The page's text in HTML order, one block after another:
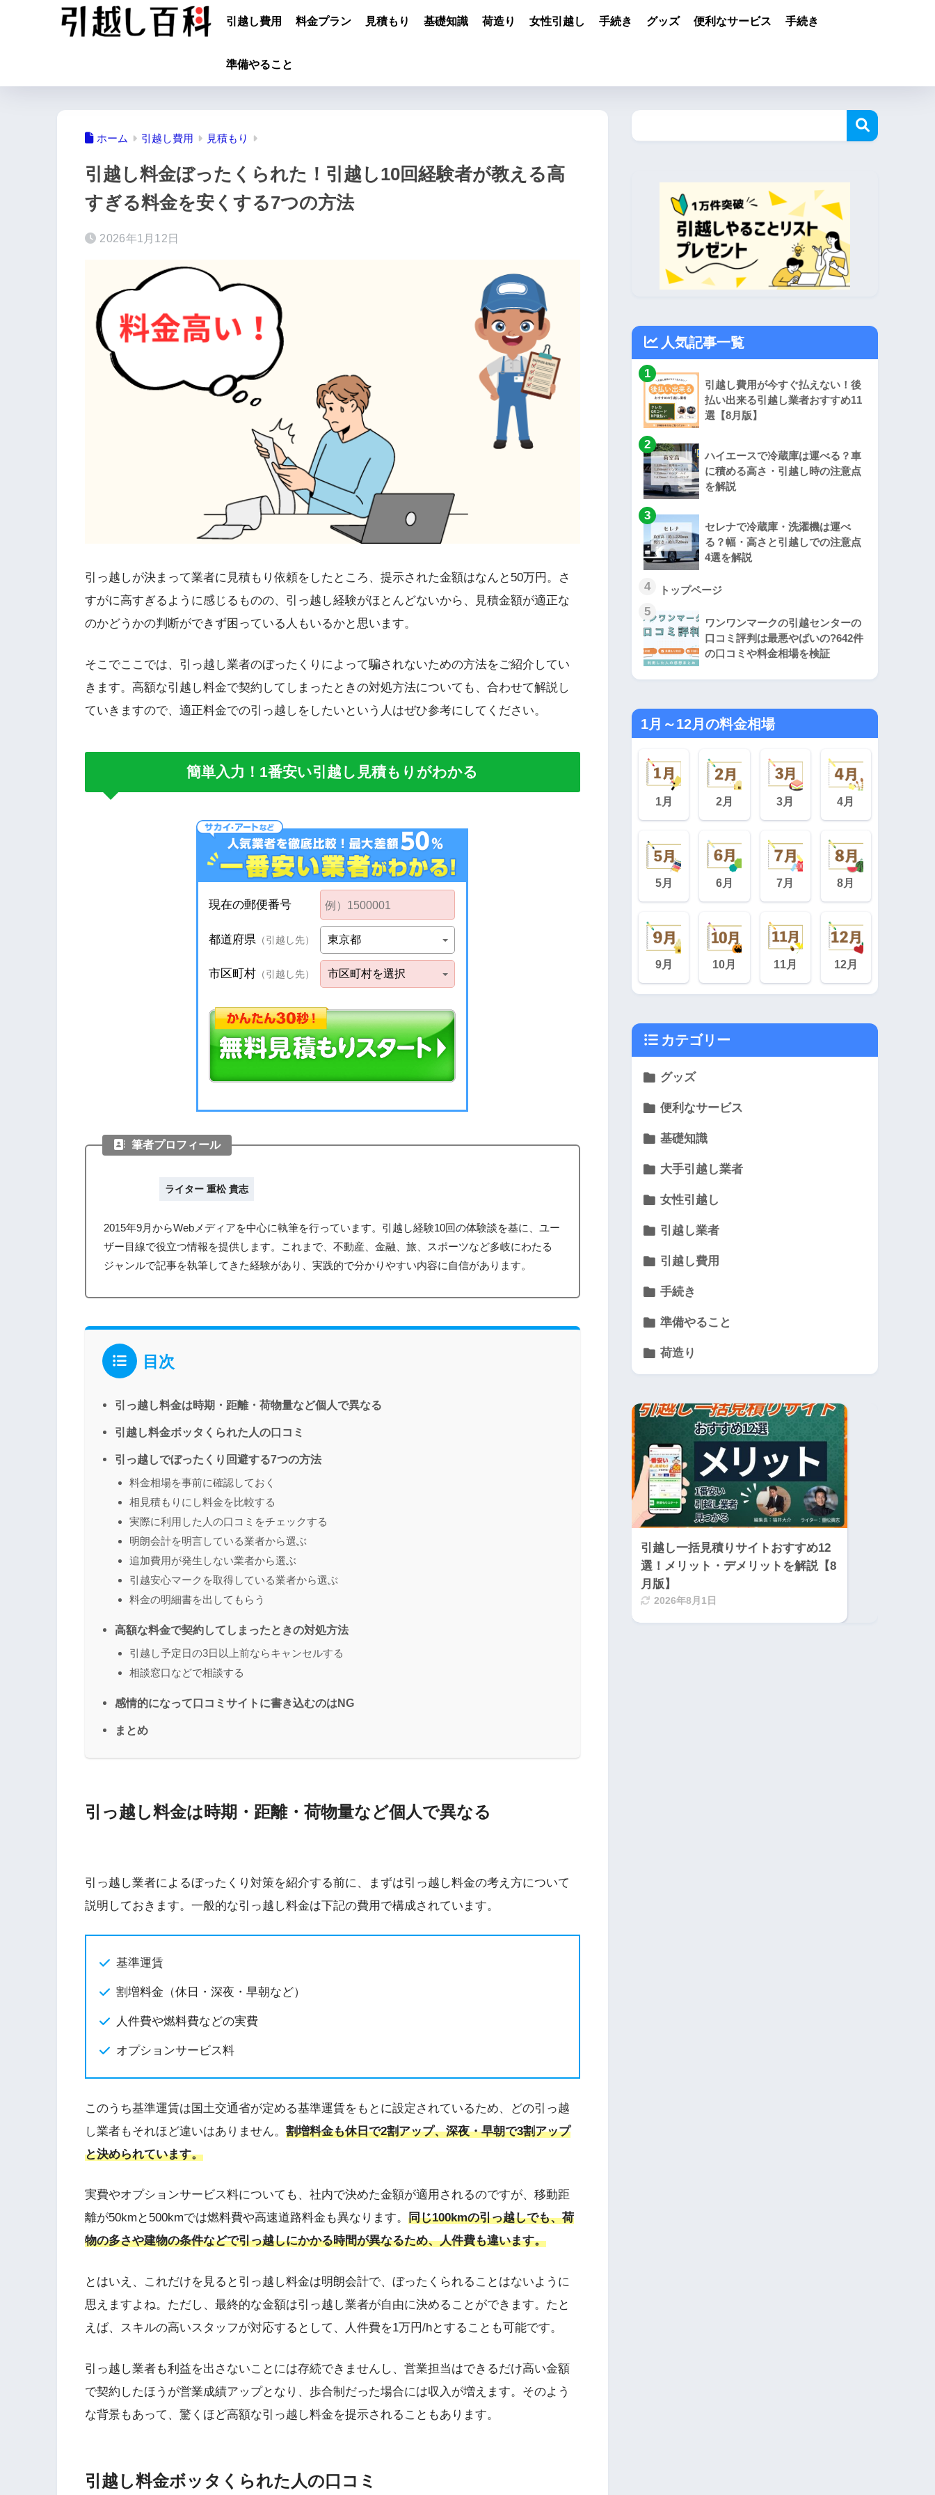
引越し費用 料金プラン 見積もり 基礎知識 荷造り 女性引越し 手続き グッズ 便利なサービス 手続き
準備やること
ホーム 引越し費用 見積もり
引越し料金ぼったくられた！引越し10回経験者が教える高
すぎる料金を安くする7つの方法
2026年1月12日
引っ越しが決まって業者に見積もり依頼をしたところ、提示された金額はなんと50万円。さ
すがに高すぎるように感じるものの、引っ越し経験がほとんどないから、見積金額が適正な
のかどうかの判断ができず困っている人もいるかと思います。
そこでここでは、引っ越し業者のぼったくりによって騙されないための方法をご紹介してい
きます。高額な引越し料金で契約してしまったときの対処方法についても、合わせて解説し
ていきますので、適正料金での引っ越しをしたいという人はぜひ参考にしてください。
簡単入力！1番安い引越し見積もりがわかる
筆者プロフィール
ライター 重松 貴志
2015年9月からWebメディアを中心に執筆を行っています。引越し経験10回の体験談を基に、ユー
ザー目線で役立つ情報を提供します。これまで、不動産、金融、旅、スポーツなど多岐にわたる
ジャンルで記事を執筆してきた経験があり、実践的で分かりやすい内容に自信があります。
目次
引っ越し料金は時期・距離・荷物量など個人で異なる
引越し料金ボッタくられた人の口コミ
引っ越しでぼったくり回避する7つの方法
料金相場を事前に確認しておく
相見積もりにし料金を比較する
実際に利用した人の口コミをチェックする
明朗会計を明言している業者から選ぶ
追加費用が発生しない業者から選ぶ
引越安心マークを取得している業者から選ぶ
料金の明細書を出してもらう
高額な料金で契約してしまったときの対処方法
引越し予定日の3日以上前ならキャンセルする
相談窓口などで相談する
感情的になって口コミサイトに書き込むのはNG
まとめ
引っ越し料金は時期・距離・荷物量など個人で異なる
引っ越し業者によるぼったくり対策を紹介する前に、まずは引っ越し料金の考え方について
説明しておきます。一般的な引っ越し料金は下記の費用で構成されています。
基準運賃
割増料金（休日・深夜・早朝など）
人件費や燃料費などの実費
オプションサービス料
このうち基準運賃は国土交通省が定める基準運賃をもとに設定されているため、どの引っ越
し業者もそれほど違いはありません。 割増料金も休日で2割アップ、深夜・早朝で3割アップ
と決められています。
実費やオプションサービス料についても、社内で決めた金額が適用されるのですが、移動距
離が50kmと500kmでは燃料費や高速道路料金も異なります。 同じ100kmの引っ越しでも、荷
物の多さや建物の条件などで引っ越しにかかる時間が異なるため、人件費も違います。
とはいえ、これだけを見ると引っ越し料金は明朗会計で、ぼったくられることはないように
思えますよね。ただし、最終的な金額は引っ越し業者が自由に決めることができます。たと
えば、スキルの高いスタッフが対応するとして、人件費を1万円/hとすることも可能です。
引っ越し業者も利益を出さないことには存続できませんし、営業担当はできるだけ高い金額
で契約したほうが営業成績アップとなり、歩合制だった場合には収入が増えます。そのよう
な背景もあって、驚くほど高額な引っ越し料金を提示されることもあります。
引越し料金ボッタくられた人の口コミ
人気記事一覧
1
引越し費用が今すぐ払えない！後
払い出来る引越し業者おすすめ11
選【8月版】
2
ハイエースで冷蔵庫は運べる？車
に積める高さ・引越し時の注意点
を解説
3
セレナで冷蔵庫・洗濯機は運べ
る？幅・高さと引越しでの注意点
4選を解説
4 トップページ
5
ワンワンマークの引越センターの
口コミ評判は最悪やばいの?642件
の口コミや料金相場を検証
1月～12月の料金相場
1月 2月 3月 4月
5月 6月 7月 8月
9月 10月 11月 12月
カテゴリー
グッズ
便利なサービス
基礎知識
大手引越し業者
女性引越し
引越し業者
引越し費用
手続き
準備やること
荷造り
引越し一括見積りサイトおすすめ12
選！メリット・デメリットを解説【8
月版】
2026年8月1日